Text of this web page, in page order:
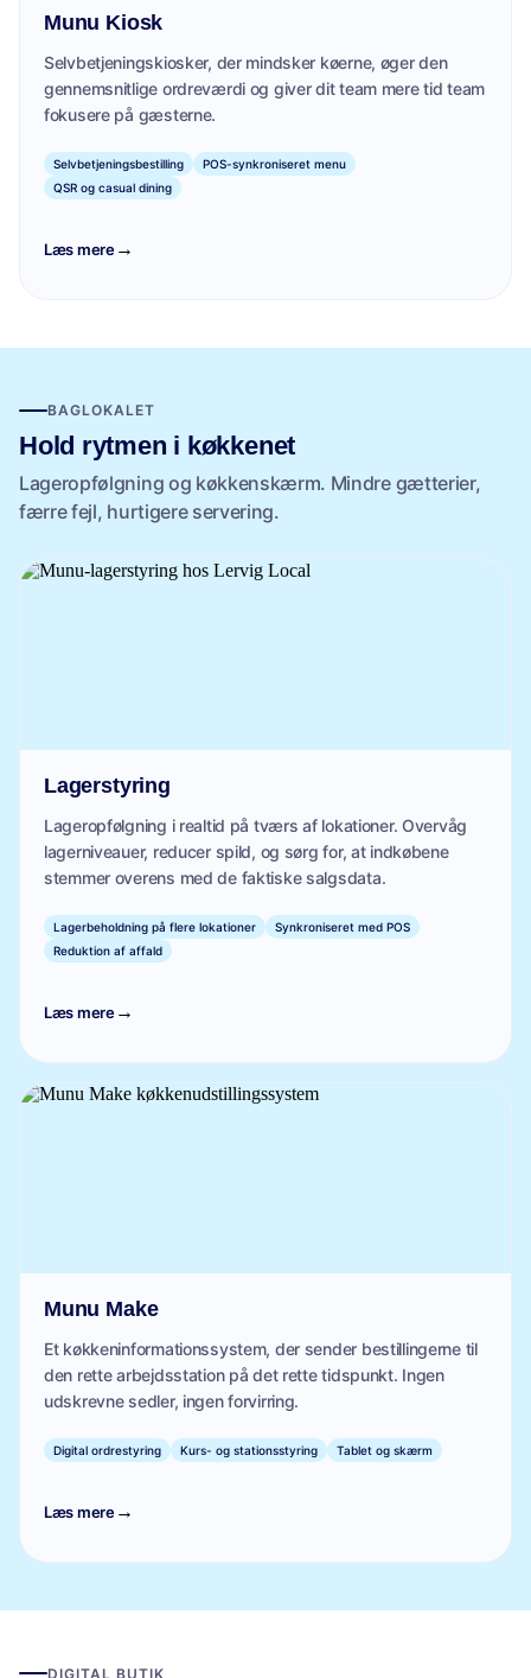
Munu Kiosk
Selvbetjeningskiosker, der mindsker køerne, øger den
gennemsnitlige ordreværdi og giver dit team mere tid team
fokusere på gæsterne.
Selvbetjeningsbestilling
POS-synkroniseret menu
QSR og casual dining
Læs mere→
BAGLOKALET
Hold rytmen i køkkenet
Lageropfølgning og køkkenskærm. Mindre gætterier,
færre fejl, hurtigere servering.
Lagerstyring
Lageropfølgning i realtid på tværs af lokationer. Overvåg
lagerniveauer, reducer spild, og sørg for, at indkøbene
stemmer overens med de faktiske salgsdata.
Lagerbeholdning på flere lokationer
Synkroniseret med POS
Reduktion af affald
Læs mere→
Munu Make
Et køkkeninformationssystem, der sender bestillingerne til
den rette arbejdsstation på det rette tidspunkt. Ingen
udskrevne sedler, ingen forvirring.
Digital ordrestyring Kurs- og stationsstyring Tablet og skærm
Læs mere→
DIGITAL BUTIK